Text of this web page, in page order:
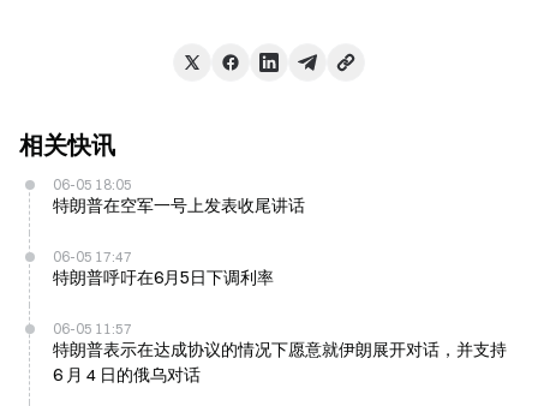
相关快讯
06-05 18:05
特朗普在空军一号上发表收尾讲话
06-05 17:47
特朗普呼吁在6月5日下调利率
06-05 11:57
特朗普表示在达成协议的情况下愿意就伊朗展开对话，并支持
6 月 4 日的俄乌对话